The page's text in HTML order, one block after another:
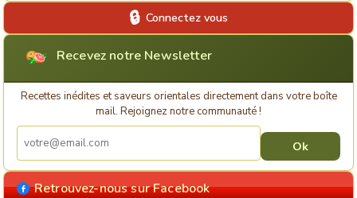
Connectez vous
Recevez notre Newsletter
Recettes inédites et saveurs orientales directement dans votre boîte
mail. Rejoignez notre communauté !
Retrouvez-nous sur Facebook